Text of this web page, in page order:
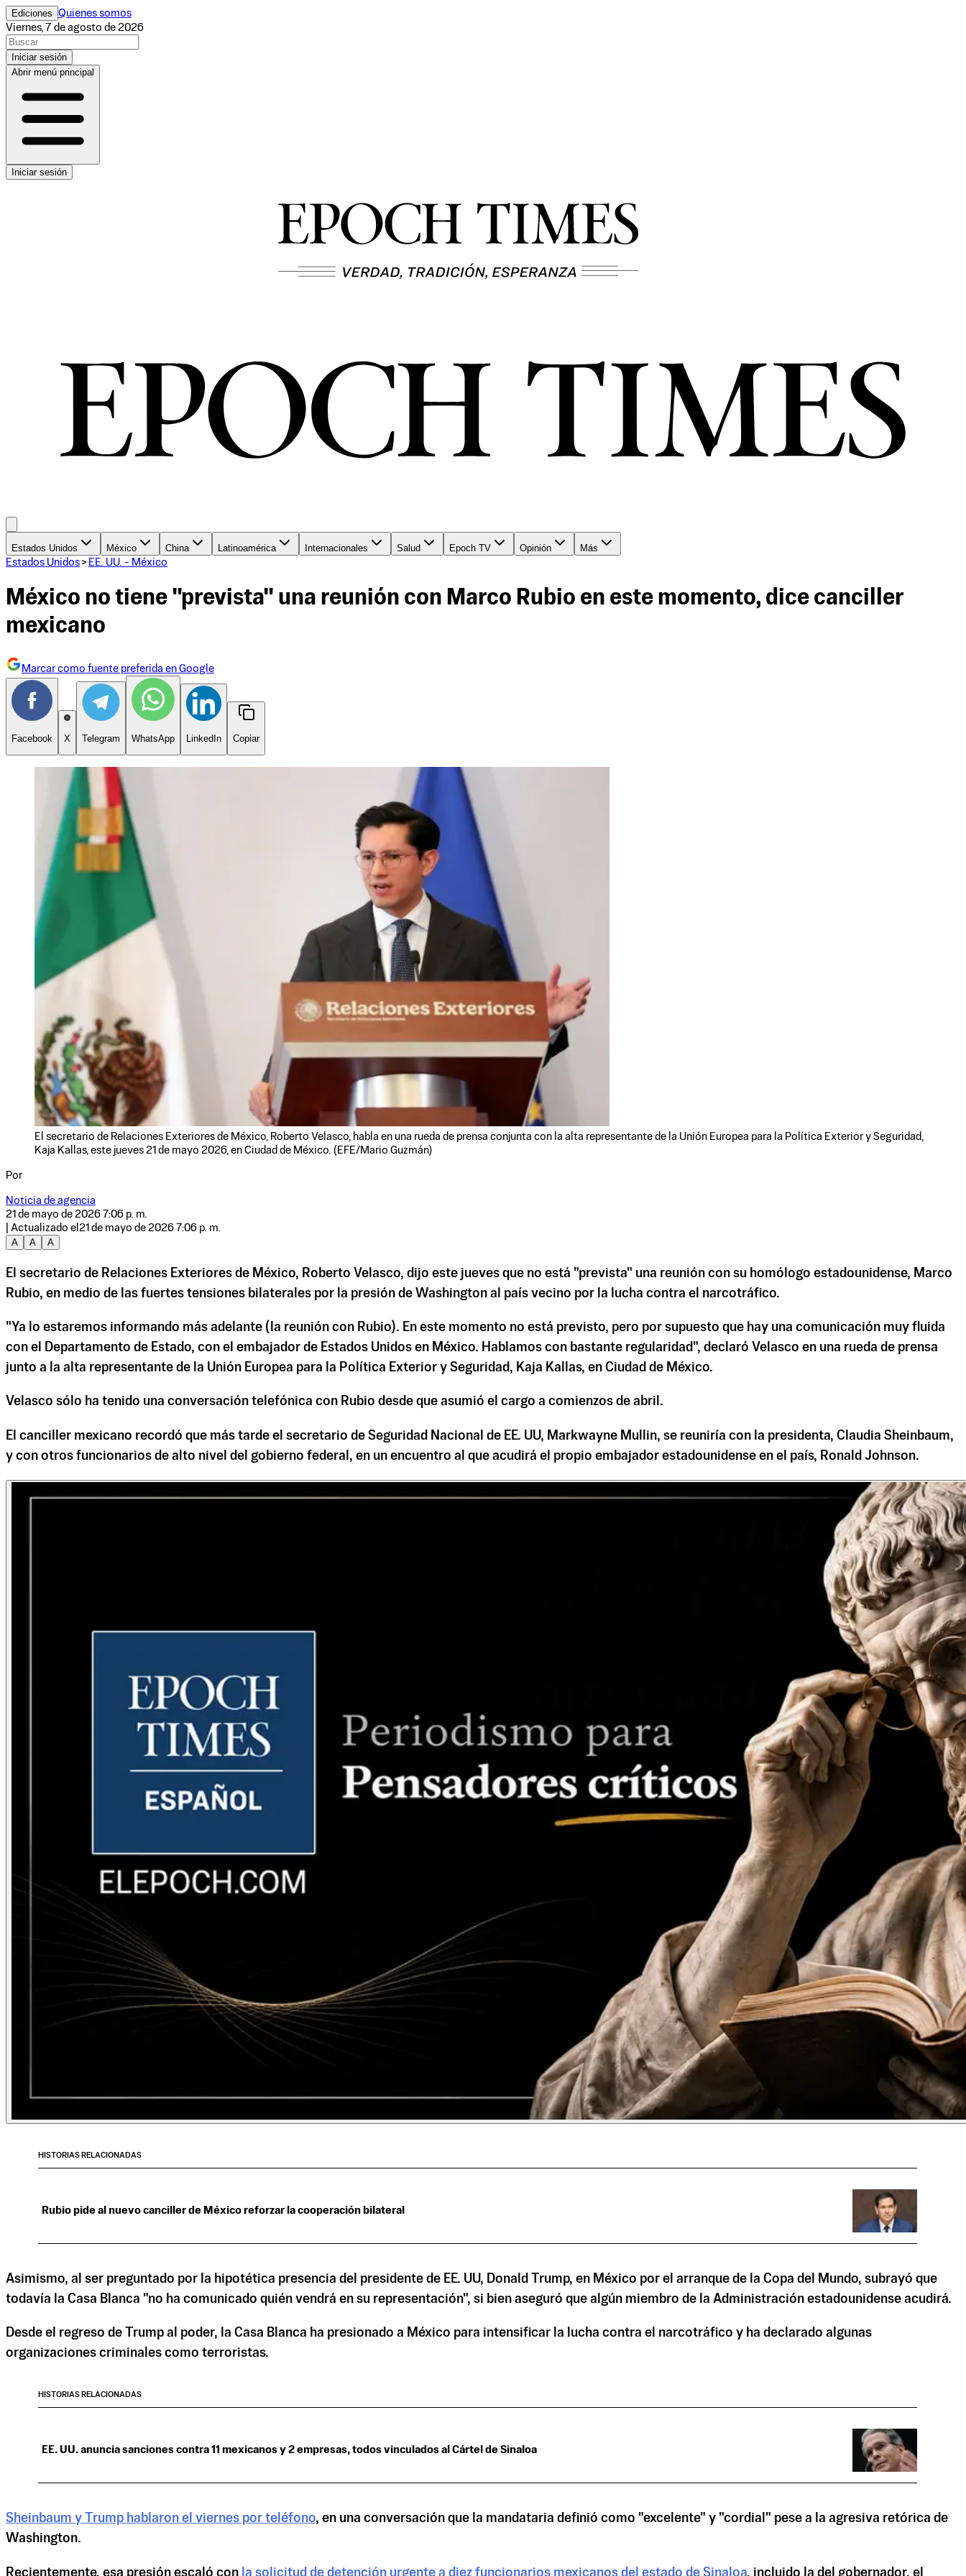
Ediciones Quienes somos
Viernes, 7 de agosto de 2026
Iniciar sesión
Abrir menú principal
Iniciar sesión
Estados Unidos México China Latinoamérica Internacionales Salud Epoch TV Opinión
Más
Estados Unidos > EE. UU. - México
México no tiene "prevista" una reunión con Marco Rubio en este momento, dice canciller
mexicano
Marcar como fuente preferida en Google
Facebook X Telegram WhatsApp LinkedIn Copiar
El secretario de Relaciones Exteriores de México, Roberto Velasco, habla en una rueda de prensa conjunta con la alta representante de la Unión Europea para la Política Exterior y Seguridad,
Kaja Kallas, este jueves 21 de mayo 2026, en Ciudad de México. (EFE/Mario Guzmán)
Por
Noticia de agencia
21 de mayo de 2026 7:06 p. m.
| Actualizado el 21 de mayo de 2026 7:06 p. m.
A
A A
El secretario de Relaciones Exteriores de México, Roberto Velasco, dijo este jueves que no está "prevista" una reunión con su homólogo estadounidense, Marco
Rubio, en medio de las fuertes tensiones bilaterales por la presión de Washington al país vecino por la lucha contra el narcotráfico.
"Ya lo estaremos informando más adelante (la reunión con Rubio). En este momento no está previsto, pero por supuesto que hay una comunicación muy fluida
con el Departamento de Estado, con el embajador de Estados Unidos en México. Hablamos con bastante regularidad", declaró Velasco en una rueda de prensa
junto a la alta representante de la Unión Europea para la Política Exterior y Seguridad, Kaja Kallas, en Ciudad de México.
Velasco sólo ha tenido una conversación telefónica con Rubio desde que asumió el cargo a comienzos de abril.
El canciller mexicano recordó que más tarde el secretario de Seguridad Nacional de EE. UU, Markwayne Mullin, se reuniría con la presidenta, Claudia Sheinbaum,
y con otros funcionarios de alto nivel del gobierno federal, en un encuentro al que acudirá el propio embajador estadounidense en el país, Ronald Johnson.
HISTORIAS RELACIONADAS
Rubio pide al nuevo canciller de México reforzar la cooperación bilateral
Asimismo, al ser preguntado por la hipotética presencia del presidente de EE. UU, Donald Trump, en México por el arranque de la Copa del Mundo, subrayó que
todavía la Casa Blanca "no ha comunicado quién vendrá en su representación", si bien aseguró que algún miembro de la Administración estadounidense acudirá.
Desde el regreso de Trump al poder, la Casa Blanca ha presionado a México para intensificar la lucha contra el narcotráfico y ha declarado algunas
organizaciones criminales como terroristas.
HISTORIAS RELACIONADAS
EE. UU. anuncia sanciones contra 11 mexicanos y 2 empresas, todos vinculados al Cártel de Sinaloa
Sheinbaum y Trump hablaron el viernes por teléfono, en una conversación que la mandataria definió como "excelente" y "cordial" pese a la agresiva retórica de
Washington.
Recientemente, esa presión escaló con la solicitud de detención urgente a diez funcionarios mexicanos del estado de Sinaloa, incluido la del gobernador, el